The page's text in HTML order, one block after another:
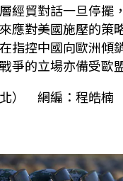
經貿對話一旦停擺
應對美國施壓的策
指控中國向歐洲傾
爭的立場亦備受歐
） 網編：程皓楠